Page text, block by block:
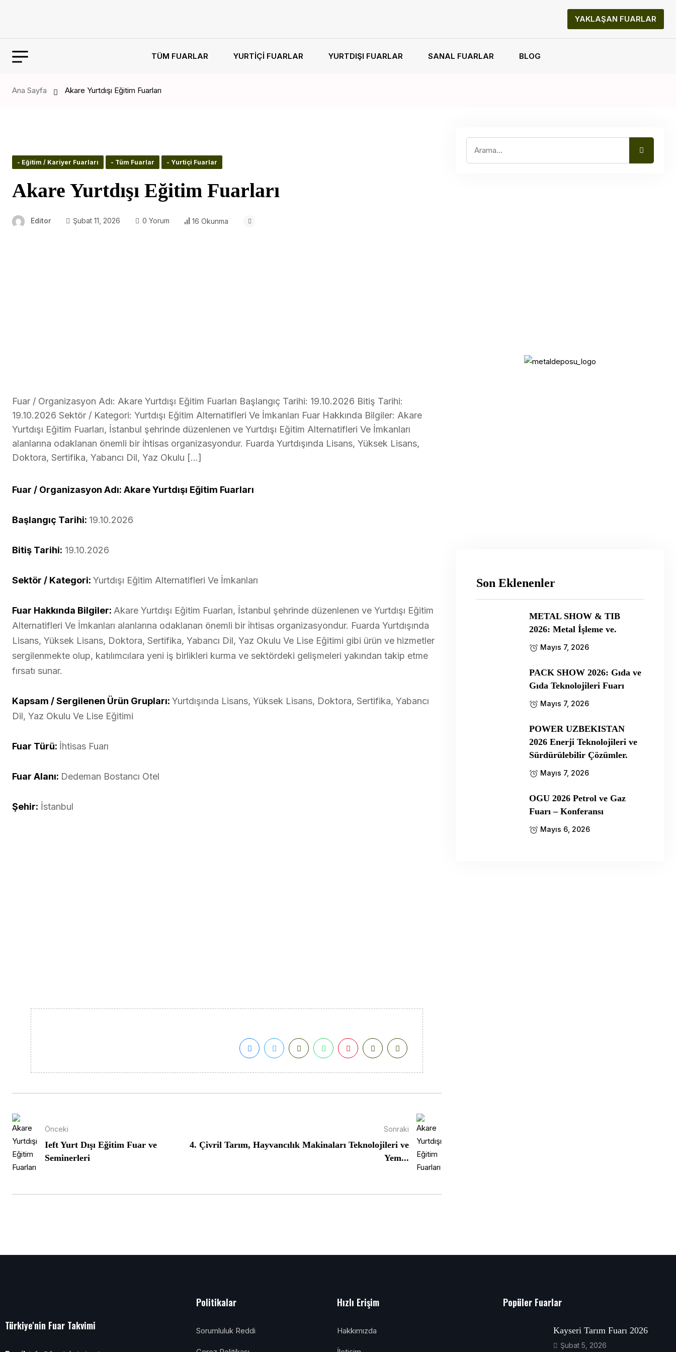
YAKLAŞAN FUARLAR
TÜM FUARLAR YURTIÇI FUARLAR YURTDIŞI FUARLAR SANAL FUARLAR BLOG
Ana Sayfa Akare Yurtdışı Eğitim Fuarları
- Eğitim / Kariyer Fuarları - Tüm Fuarlar - Yurtiçi Fuarlar
Akare Yurtdışı Eğitim Fuarları
Editor Şubat 11, 2026 0 Yorum 16 Okunma
Fuar / Organizasyon Adı: Akare Yurtdışı Eğitim Fuarları Başlangıç Tarihi: 19.10.2026 Bitiş Tarihi:
19.10.2026 Sektör / Kategori: Yurtdışı Eğitim Alternatifleri Ve İmkanları Fuar Hakkında Bilgiler: Akare
Yurtdışı Eğitim Fuarları, İstanbul şehrinde düzenlenen ve Yurtdışı Eğitim Alternatifleri Ve İmkanları
alanlarına odaklanan önemli bir i̇htisas organizasyondur. Fuarda Yurtdışında Lisans, Yüksek Lisans,
Doktora, Sertifika, Yabancı Dil, Yaz Okulu […]
Fuar / Organizasyon Adı: Akare Yurtdışı Eğitim Fuarları
Başlangıç Tarihi: 19.10.2026
Bitiş Tarihi: 19.10.2026
Sektör / Kategori: Yurtdışı Eğitim Alternatifleri Ve İmkanları
Fuar Hakkında Bilgiler: Akare Yurtdışı Eğitim Fuarları, İstanbul şehrinde düzenlenen ve Yurtdışı Eğitim
Alternatifleri Ve İmkanları alanlarına odaklanan önemli bir i̇htisas organizasyondur. Fuarda Yurtdışında
Lisans, Yüksek Lisans, Doktora, Sertifika, Yabancı Dil, Yaz Okulu Ve Lise Eğitimi gibi ürün ve hizmetler
sergilenmekte olup, katılımcılara yeni iş birlikleri kurma ve sektördeki gelişmeleri yakından takip etme
fırsatı sunar.
Kapsam / Sergilenen Ürün Grupları: Yurtdışında Lisans, Yüksek Lisans, Doktora, Sertifika, Yabancı
Dil, Yaz Okulu Ve Lise Eğitimi
Fuar Türü: İhtisas Fuarı
Fuar Alanı: Dedeman Bostancı Otel
Şehir: İstanbul
Önceki
Ieft Yurt Dışı Eğitim Fuar ve
Seminerleri
Sonraki
4. Çivril Tarım, Hayvancılık Makinaları Teknolojileri ve
Yem...
Son Eklenenler
METAL SHOW & TIB
2026: Metal İşleme ve.
Mayıs 7, 2026
PACK SHOW 2026: Gıda ve
Gıda Teknolojileri Fuarı
Mayıs 7, 2026
POWER UZBEKISTAN
2026 Enerji Teknolojileri ve
Sürdürülebilir Çözümler.
Mayıs 7, 2026
OGU 2026 Petrol ve Gaz
Fuarı – Konferansı
Mayıs 6, 2026
Türkiye'nin Fuar Takvimi
Politikalar
Sorumluluk Reddi
Hızlı Erişim
Hakkımızda
Popüler Fuarlar
Kayseri Tarım Fuarı 2026
Şubat 5, 2026